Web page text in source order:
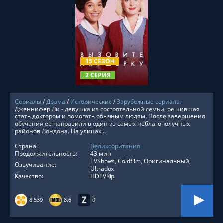
15 СЕЗОН
2 СЕРИЯ
СМОТРЕТЬ ОНЛАЙН
Сериалы/Драма / Исторические /Зарубежные сериалы
8.539 8.6 0
Дженнифер Ли - девушка из состоятельной семьи, решившая
стать доктором и помогать обычным людям. После завершения
обучения ее направили в один из самых неблагополучных
районов Лондона. На улицах...
Страна:
Великобритания
Продолжительность:
43 мин
Озвучивание:
TVShows, Coldfilm, Оригинальный,
Ultradox
Качество:
HDTVRip